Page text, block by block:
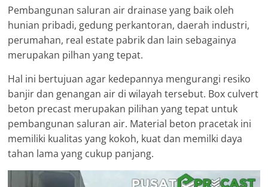
Pembangunan saluran air drainase yang baik oleh
hunian pribadi, gedung perkantoran, daerah industri,
perumahan, real estate pabrik dan lain sebagainya
merupakan pilhan yang tepat.
Hal ini bertujuan agar kedepannya mengurangi resiko
banjir dan genangan air di wilayah tersebut. Box culvert
beton precast merupakan pilihan yang tepat untuk
pembangunan saluran air. Material beton pracetak ini
memiliki kualitas yang kokoh, kuat dan memilki daya
tahan lama yang cukup panjang.